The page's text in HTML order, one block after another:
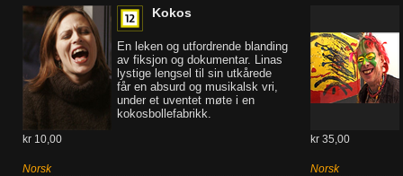
Kokos
En leken og utfordrende blanding
av fiksjon og dokumentar. Linas
lystige lengsel til sin utkårede
får en absurd og musikalsk vri,
under et uventet møte i en
kokosbollefabrikk.
kr 10,00
Norsk
kr 35,00
Norsk